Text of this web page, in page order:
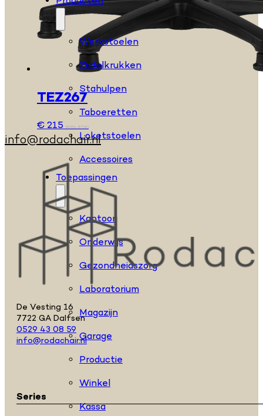
Werkstoelen
Zadelkrukken
Stahulpen
Taboeretten
Loketstoelen
Accessoires
Toepassingen
Kantoor
Onderwijs
Gezondheidszorg
Laboratorium
Magazijn
Garage
Productie
Winkel
Kassa
TEZ267
€215 (EXCL. BTW)
info@rodachair.nl
De Vesting 16
7722 GA Dalfsen
0529 43 08 59
info@rodachair.nl
Series